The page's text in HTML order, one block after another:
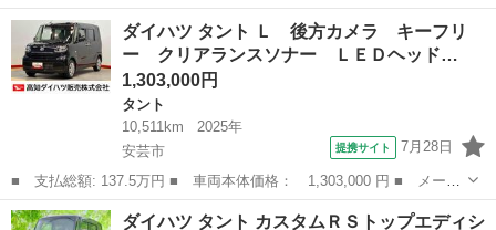
名： ダイハツ ■ 車種名： タント ■ グレード名： Ｌ 保証あ
り・ＣＤチューナー・ＣＤ・ＡＭ／ＦＭラジオ・アイドリングストッ
プ付・ワンオ...
愛媛 四国中央市 タント
ダイハツ タント Ｌ 後方カメラ キーフリ
ー クリアランスソナー ＬＥＤヘッド…
1,303,000円
タント
10,511km
2025年
安芸市
提携サイト 7月28日
■ 支払総額: 137.5万円 ■ 車両本体価格： 1,303,000 円 ■ メーカ
ー名： ダイハツ ■ 車種名： タント ■ グレード名： Ｌ 後方
カメラ キーフリー クリアランスソナー ＬＥＤヘッドライト オ
高知 安芸市 タント
ダイハツ タント カスタムＲＳトップエディシ